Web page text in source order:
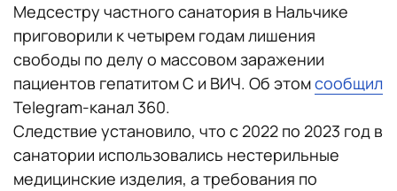
Медсестру частного санатория в Нальчике
приговорили к четырем годам лишения
свободы по делу о массовом заражении
пациентов гепатитом С и ВИЧ. Об этомсообщил
Telegram-канал 360.
Следствие установило, что с 2022 по 2023 год в
санатории использовались нестерильные
медицинские изделия, а требования по